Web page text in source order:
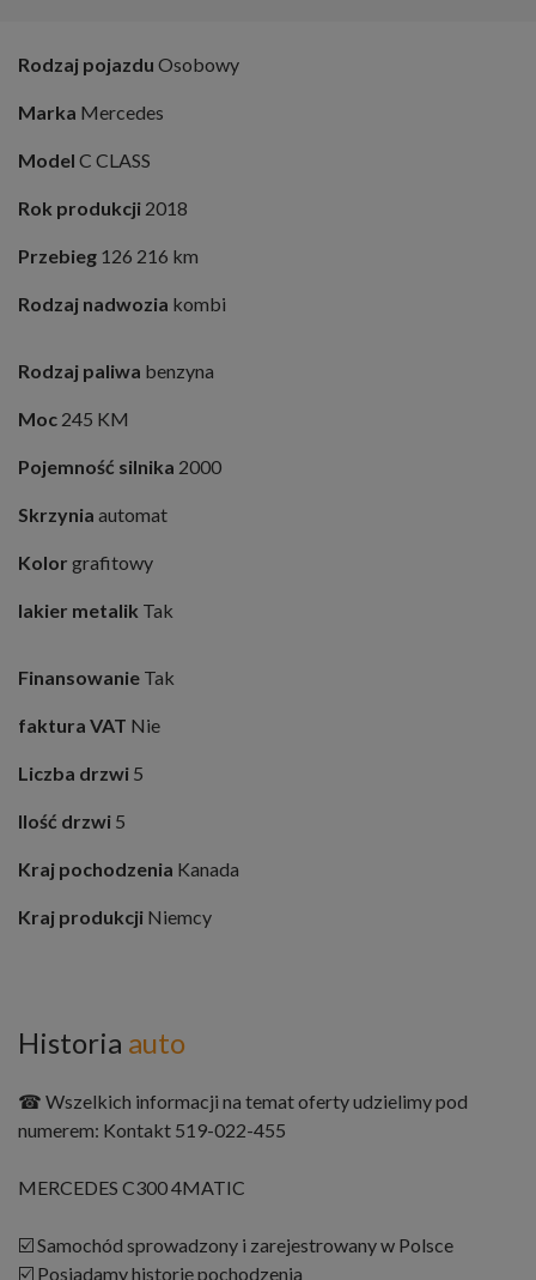
Rodzaj pojazdu Osobowy
Marka Mercedes
Model C CLASS
Rok produkcji 2018
Przebieg 126 216 km
Rodzaj nadwozia kombi
Rodzaj paliwa benzyna
Moc 245 KM
Pojemność silnika 2000
Skrzynia automat
Kolor grafitowy
lakier metalik Tak
Finansowanie Tak
faktura VAT Nie
Liczba drzwi 5
Ilość drzwi 5
Kraj pochodzenia Kanada
Kraj produkcji Niemcy
Historia auto
☎ Wszelkich informacji na temat oferty udzielimy pod
numerem: Kontakt 519-022-455
MERCEDES C300 4MATIC
☑️ Samochód sprowadzony i zarejestrowany w Polsce
☑️ Posiadamy historię pochodzenia